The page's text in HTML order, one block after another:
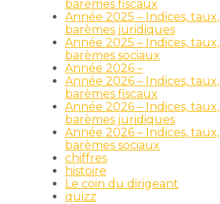
barèmes fiscaux
Année 2025 – Indices, taux,
barèmes juridiques
Année 2025 – Indices, taux,
barèmes sociaux
Année 2026 –
Année 2026 – Indices, taux,
barèmes fiscaux
Année 2026 – Indices, taux,
barèmes juridiques
Année 2026 – Indices, taux,
barèmes sociaux
chiffres
histoire
Le coin du dirigeant
quizz